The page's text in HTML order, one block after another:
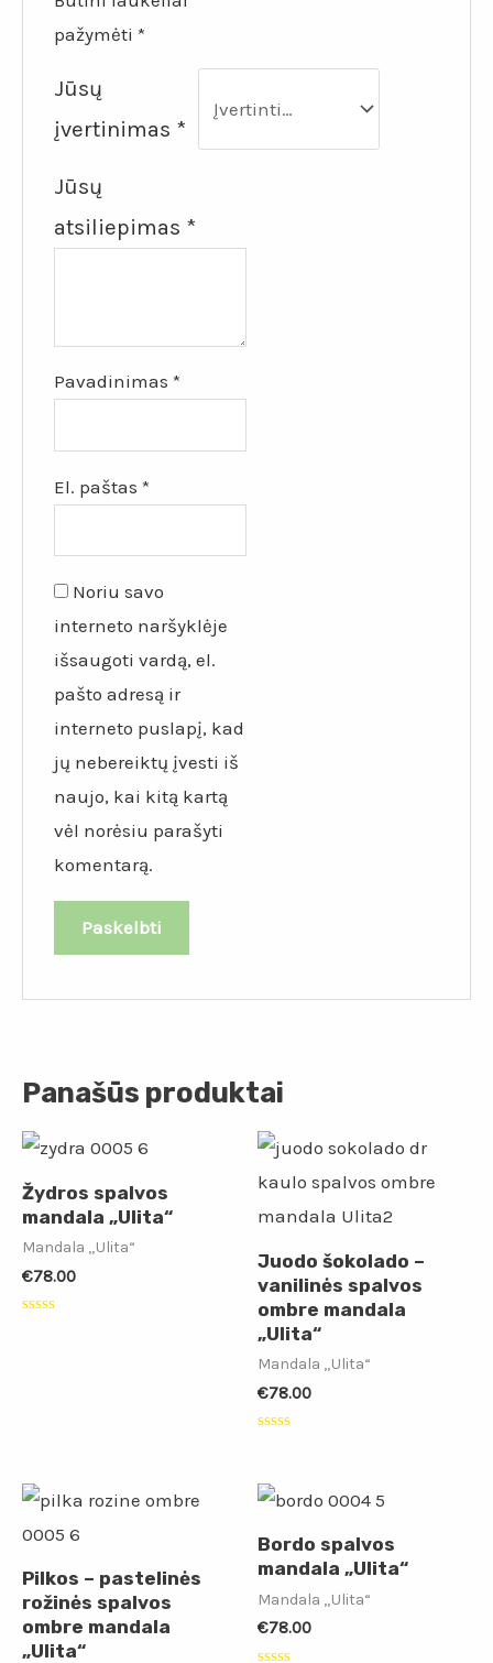
pažymėti*
Jūsų
įvertinimas *
Jūsų
atsiliepimas *
Pavadinimas*
El. paštas*
Noriu savo
interneto naršyklėje
išsaugoti vardą, el.
pašto adresą ir
interneto puslapį, kad
jų nebereiktų įvesti iš
naujo, kai kitą kartą
vėl norėsiu parašyti
komentarą.
Panašūs produktai
Žydros spalvos
mandala „Ulita“
Mandala „Ulita“
€78.00
Juodo šokolado –
vanilinės spalvos
ombre mandala
„Ulita“
Mandala „Ulita“
€78.00
5
Pilkos – pastelinės
rožinės spalvos
ombre mandala
„Ulita“
Bordo spalvos
mandala „Ulita“
Mandala „Ulita“
€78.00